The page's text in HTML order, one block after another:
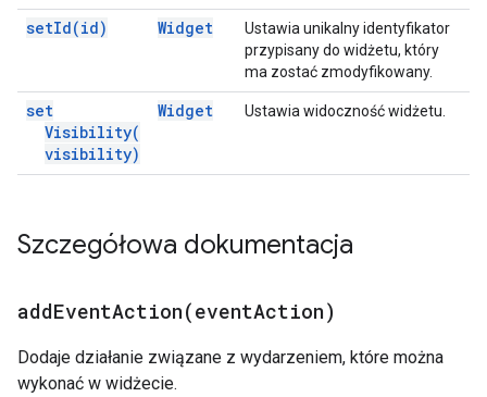
setId(id) Widget
Ustawia unikalny identyfikator
przypisany do widżetu, który
ma zostać zmodyfikowany.
set
Visibility(
visibility)
Widget Ustawia widoczność widżetu.
Szczegółowa dokumentacja
addEventAction(eventAction)
Dodaje działanie związane z wydarzeniem, które można
wykonać w widżecie.